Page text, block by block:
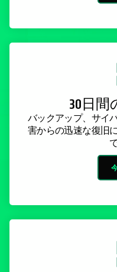
30日間
バックアップ、サイ
害からの迅速な復旧